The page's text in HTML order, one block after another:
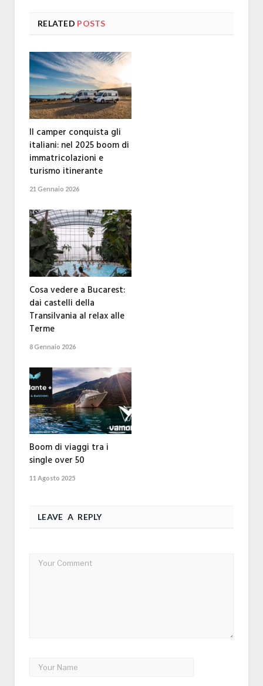
RELATED POSTS
Il camper conquista gli
italiani: nel 2025 boom di
immatricolazioni e
turismo itinerante
21 Gennaio 2026
Cosa vedere a Bucarest:
dai castelli della
Transilvania al relax alle
Terme
8 Gennaio 2026
Boom di viaggi tra i
single over 50
11 Agosto 2025
LEAVE A REPLY